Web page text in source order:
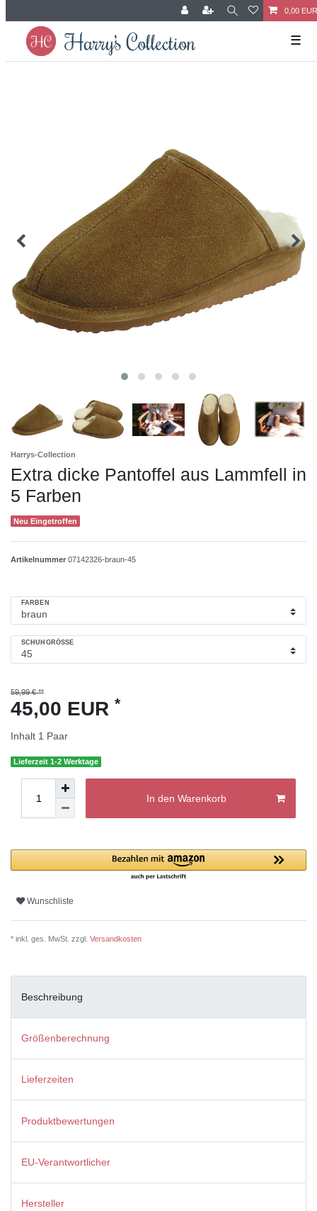
0,00 EUR
☰
Harrys-Collection
Extra dicke Pantoffel aus Lammfell in
5 Farben
Neu Eingetroffen
Artikelnummer 07142326-braun-45
FARBEN
SCHUHGRÖSSE
59,99 € **
45,00 EUR *
Inhalt 1 Paar
Lieferzeit 1-2 Werktage
In den Warenkorb
Wunschliste
* inkl. ges. MwSt. zzgl. Versandkosten
Beschreibung
Größenberechnung
Lieferzeiten
Produktbewertungen
EU-Verantwortlicher
Hersteller